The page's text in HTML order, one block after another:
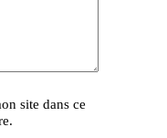
site dans ce